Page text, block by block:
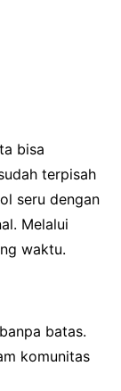
bisa
terpisah
seru dengan
Melalui
waktu.
batas.
komunitas